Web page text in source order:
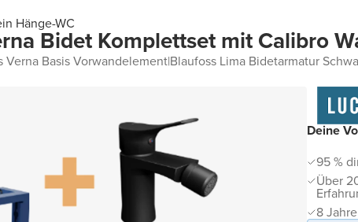
Hänge-WC
Bidet Komplettset mit Calibro
Verna Basis Vorwandelement|Blaufoss Lima Bidetarmatur
Deine
95 %
Über
8